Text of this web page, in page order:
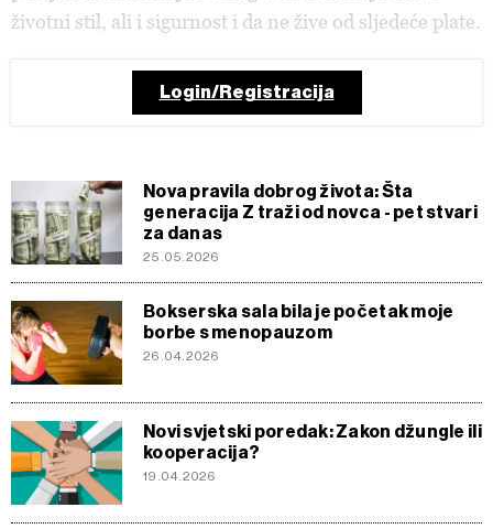
životni stil, ali i sigurnost i da ne žive od sljedeće plate.
Login/Registracija
Nova pravila dobrog života: Šta
generacija Z traži od novca - pet stvari
za danas
25.05.2026
Bokserska sala bila je početak moje
borbe s menopauzom
26.04.2026
Novi svjetski poredak: Zakon džungle ili
kooperacija?
19.04.2026